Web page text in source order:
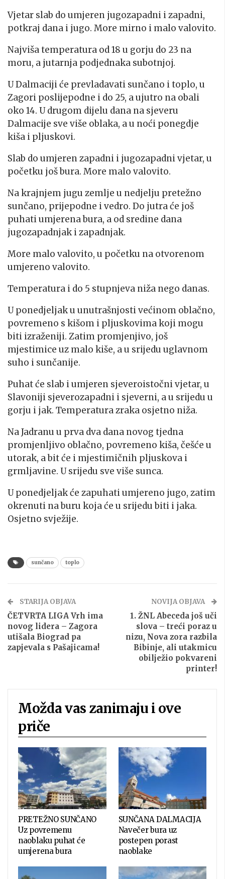
Vjetar slab do umjeren jugozapadni i zapadni,
potkraj dana i jugo. More mirno i malo valovito.
Najviša temperatura od 18 u gorju do 23 na
moru, a jutarnja podjednaka subotnjoj.
U Dalmaciji će prevladavati sunčano i toplo, u
Zagori poslijepodne i do 25, a ujutro na obali
oko 14. U drugom dijelu dana na sjeveru
Dalmacije sve više oblaka, a u noći ponegdje
kiša i pljuskovi.
Slab do umjeren zapadni i jugozapadni vjetar, u
početku još bura. More malo valovito.
Na krajnjem jugu zemlje u nedjelju pretežno
sunčano, prijepodne i vedro. Do jutra će još
puhati umjerena bura, a od sredine dana
jugozapadnjak i zapadnjak.
More malo valovito, u početku na otvorenom
umjereno valovito.
Temperatura i do 5 stupnjeva niža nego danas.
U ponedjeljak u unutrašnjosti većinom oblačno,
povremeno s kišom i pljuskovima koji mogu
biti izraženiji. Zatim promjenjivo, još
mjestimice uz malo kiše, a u srijedu uglavnom
suho i sunčanije.
Puhat će slab i umjeren sjeveroistočni vjetar, u
Slavoniji sjeverozapadni i sjeverni, a u srijedu u
gorju i jak. Temperatura zraka osjetno niža.
Na Jadranu u prva dva dana novog tjedna
promjenljivo oblačno, povremeno kiša, češće u
utorak, a bit će i mjestimičnih pljuskova i
grmljavine. U srijedu sve više sunca.
U ponedjeljak će zapuhati umjereno jugo, zatim
okrenuti na buru koja će u srijedu biti i jaka.
Osjetno svježije.
sunčano toplo
STARIJA OBJAVA
ČETVRTA LIGA Vrh ima
novog lidera – Zagora
utišala Biograd pa
zapjevala s Pašajicama!
NOVIJA OBJAVA
1. ŽNL Abeceda još uči
slova – treći poraz u
nizu, Nova zora razbila
Bibinje, ali utakmicu
obilježio pokvareni
printer!
Možda vas zanimaju i ove
priče
PRETEŽNO SUNČANO
Uz povremenu
naoblaku puhat će
umjerena bura
SUNČANA DALMACIJA
Navečer bura uz
postepen porast
naoblake